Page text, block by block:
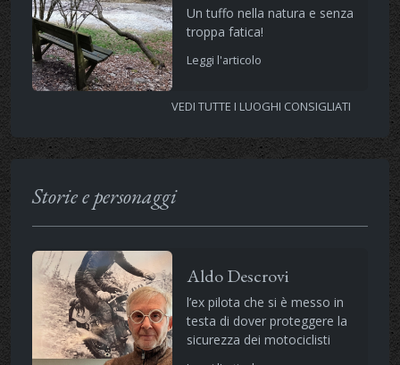
Un tuffo nella natura e senza
troppa fatica!
Leggi l'articolo
VEDI TUTTE I LUOGHI CONSIGLIATI
Storie e personaggi
Aldo Descrovi
l’ex pilota che si è messo in
testa di dover proteggere la
sicurezza dei motociclisti